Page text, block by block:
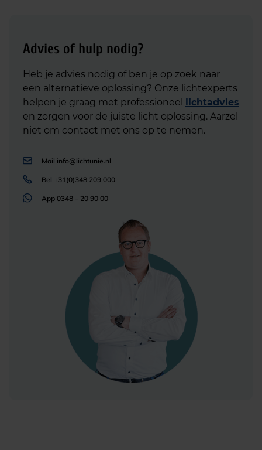
Advies of hulp nodig?
Heb je advies nodig of ben je op zoek naar
een alternatieve oplossing? Onze lichtexperts
helpen je graag met professioneel lichtadvies
en zorgen voor de juiste licht oplossing. Aarzel
niet om contact met ons op te nemen.
Mail info@lichtunie.nl
Bel +31(0)348 209 000
App 0348 – 20 90 00